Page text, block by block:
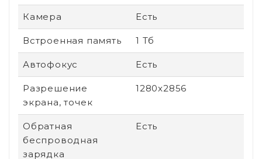
Камера Есть
Встроенная память 1 Тб
Автофокус Есть
Разрешение
экрана, точек
1280x2856
Обратная
беспроводная
зарядка
Есть